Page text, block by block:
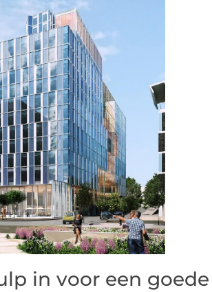
in voor een